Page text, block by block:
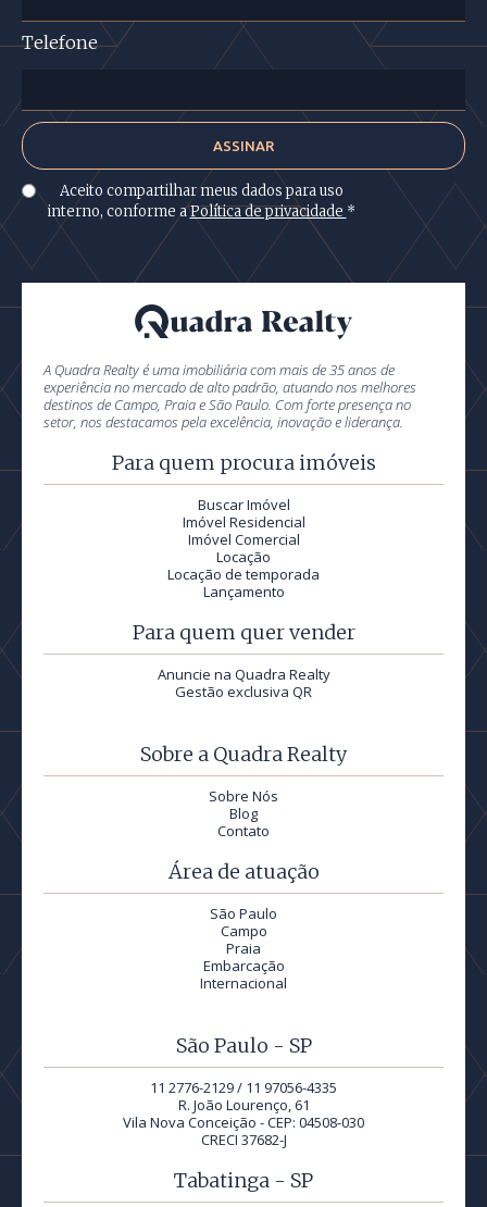
Telefone
Aceito compartilhar meus dados para uso
interno, conforme aPolítica de privacidade *
A Quadra Realty é uma imobiliária com mais de 35 anos de
experiência no mercado de alto padrão, atuando nos melhores
destinos de Campo, Praia e São Paulo. Com forte presença no
setor, nos destacamos pela excelência, inovação e liderança.
Para quem procura imóveis
Buscar Imóvel
Imóvel Residencial
Imóvel Comercial
Locação
Locação de temporada
Lançamento
Para quem quer vender
Anuncie na Quadra Realty
Gestão exclusiva QR
Sobre a Quadra Realty
Sobre Nós
Blog
Contato
Área de atuação
São Paulo
Campo
Praia
Embarcação
Internacional
São Paulo - SP
11 2776-2129 / 11 97056-4335
R. João Lourenço, 61
Vila Nova Conceição - CEP: 04508-030
CRECI 37682-J
Tabatinga - SP